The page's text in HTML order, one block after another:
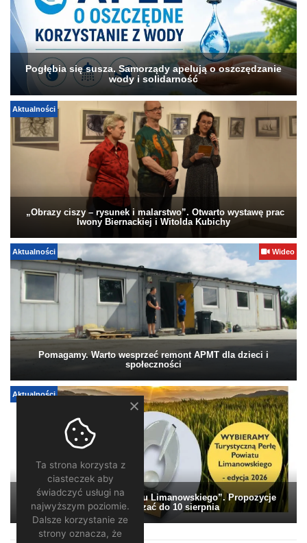
Pogłębia się susza. Samorządy apelują o oszczędzanie
wody i solidarność
Aktualności
„Obrazy ciszy – rysunek i malarstwo”. Otwarto wystawę prac
Iwony Biernackiej i Witolda Kubichy
Aktualności Wideo
Pomagamy. Warto wesprzeć remont APMT dla dzieci i
społeczności
Aktualności
„Turystyczna Perła Powiatu Limanowskiego”. Propozycje
można zgłaszać do 10 sierpnia
Ta strona korzysta z
ciasteczek aby
świadczyć usługi na
najwyższym poziomie.
Dalsze korzystanie ze
strony oznacza, że